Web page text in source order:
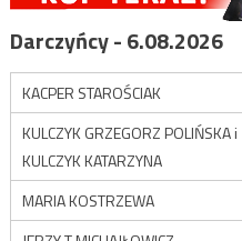
Darczyńcy - 6.08.2026
KACPER STAROŚCIAK
KULCZYK GRZEGORZ POLIŃSKA i
KULCZYK KATARZYNA
MARIA KOSTRZEWA